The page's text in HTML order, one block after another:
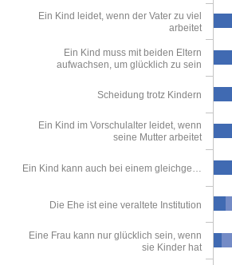
The chart has 1 X axis displaying
The chart has 1 Y axis displaying
Ein Kind leidet, wenn der Vater zu viel
arbeitet
Ein Kind muss mit beiden Eltern
aufwachsen, um glücklich zu sein
Scheidung trotz Kindern
Ein Kind im Vorschulalter leidet, wenn
seine Mutter arbeitet
Ein Kind kann auch bei einem gleichge…
Die Ehe ist eine veraltete Institution
Eine Frau kann nur glücklich sein, wenn
sie Kinder hat